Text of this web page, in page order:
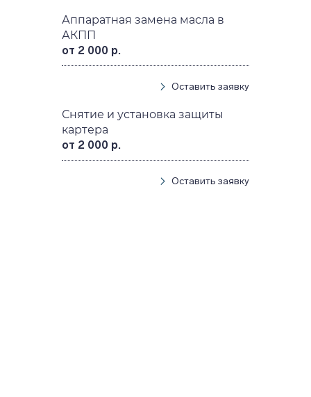
Аппаратная замена масла в
АКПП
от 2 000 р.
Оставить заявку
Снятие и установка защиты
картера
от 2 000 р.
Оставить заявку